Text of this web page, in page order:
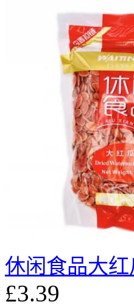
休闲食品大红
£3.39